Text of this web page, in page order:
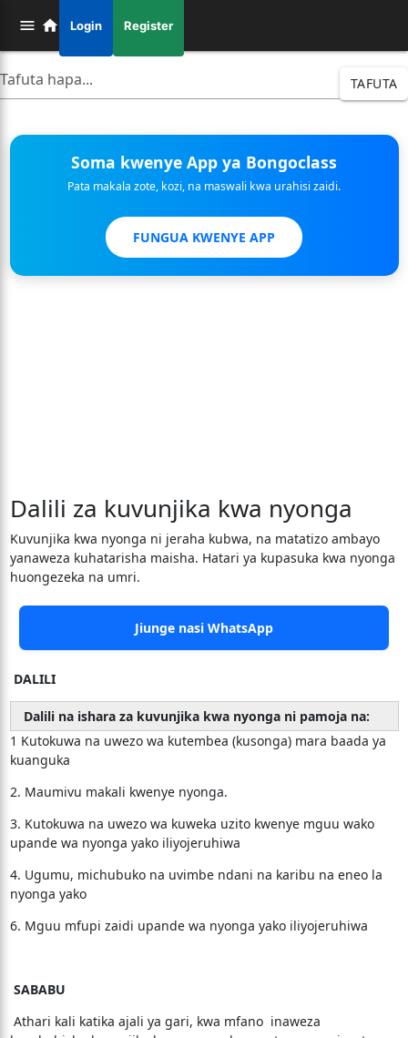
Login Register
TAFUTA
Soma kwenye App ya Bongoclass
Pata makala zote, kozi, na maswali kwa urahisi zaidi.
FUNGUA KWENYE APP
Dalili za kuvunjika kwa nyonga
Kuvunjika kwa nyonga ni jeraha kubwa, na matatizo ambayo
yanaweza kuhatarisha maisha. Hatari ya kupasuka kwa nyonga
huongezeka na umri.
Jiunge nasi WhatsApp
DALILI
Dalili na ishara za kuvunjika kwa nyonga ni pamoja na:
1 Kutokuwa na uwezo wa kutembea (kusonga) mara baada ya
kuanguka
2. Maumivu makali kwenye nyonga.
3. Kutokuwa na uwezo wa kuweka uzito kwenye mguu wako
upande wa nyonga yako iliyojeruhiwa
4. Ugumu, michubuko na uvimbe ndani na karibu na eneo la
nyonga yako
6. Mguu mfupi zaidi upande wa nyonga yako iliyojeruhiwa
SABABU
Athari kali katika ajali ya gari, kwa mfano inaweza